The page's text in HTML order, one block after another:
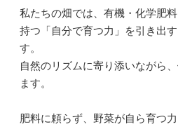
私たちの畑では、有機・化学肥
持つ「自分で育つ力」を引き出
す。
自然のリズムに寄り添いながら
ます。
肥料に頼らず、野菜が自ら育つ